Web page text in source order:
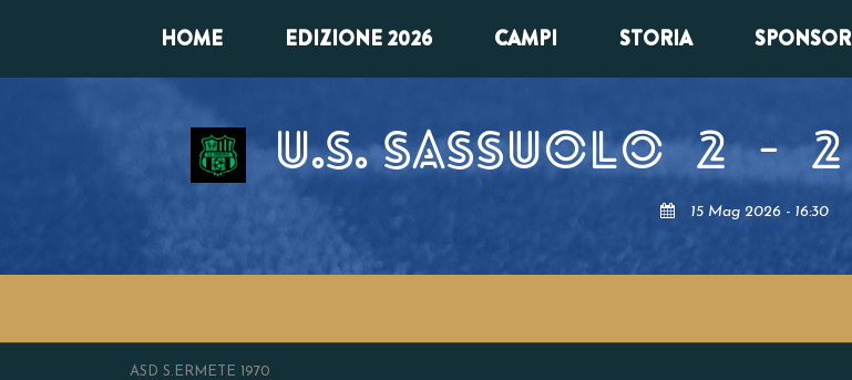
HOME EDIZIONE 2026 CAMPI STORIA SPONSOR
U.S. SASSUOLO 2 - 2
15 Mag 2026 - 16:30
ASD S.ERMETE 1970